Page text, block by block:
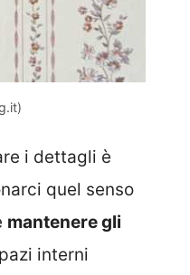
i dettagli è
quel senso
mantenere gli
interni